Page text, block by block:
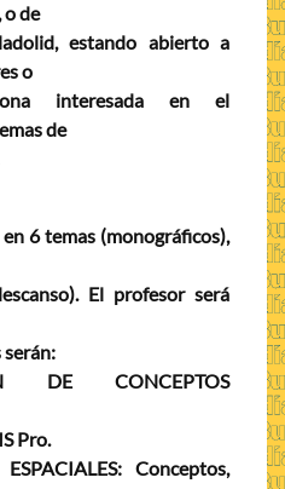
o de
estando abierto a
o
interesada en el
de
6 temas (monográficos),
El profesor será
serán:
CONCEPTOS
Pro.
Conceptos,